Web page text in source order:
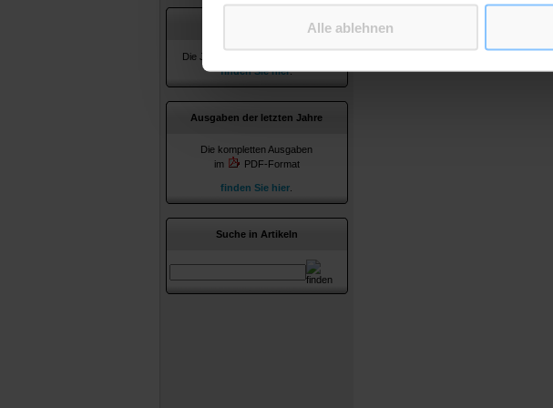
Alle ablehnen
Die Jahresverzeichnisse ab 2010
finden Sie hier.
Ausgaben der letzten Jahre
Die kompletten Ausgaben
im
PDF-Format
finden Sie hier
Suche in Artikeln